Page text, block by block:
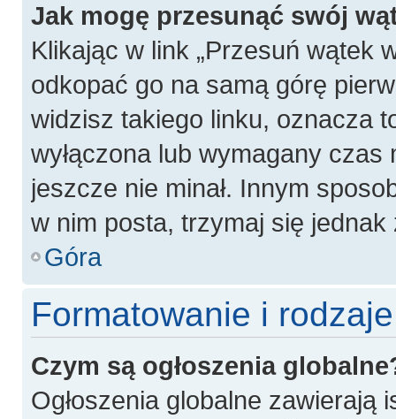
Jak mogę przesunąć swój
Klikając w link „Przesuń wątek
odkopać go na samą górę
widzisz takiego linku, oznacza
wyłączona lub wymagany
jeszcze nie minał. Innym
w nim posta, trzymaj się
Góra
Formatowanie i
Czym są ogłoszenia
Ogłoszenia globalne